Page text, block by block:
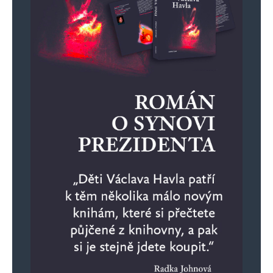
způsobů degradace společnosti..že se náš
Národní ústav duševního zdraví zabývá
zkoumáním psychedelik (psilocibyn, ketamin
(experimentální pokusy na lidech).) tedy není
žádná náhoda. FDA dává psilocybinu
významnou podporu: FDA (americký Úřad pro
kontrolu potravin a léčiv) letos (2019) již
podruhé udělil klinické studii psilocybinu,
houbách a lanýžích, označení „průlomová
terapie“, což umožňuje výrazně urychlit obvykle
hlemýždí proces. Postiženi posednutím cizí
entitou mohou být také neuživatelé, kteří byli
účastníky a příznivci této subkultury. Ligare je